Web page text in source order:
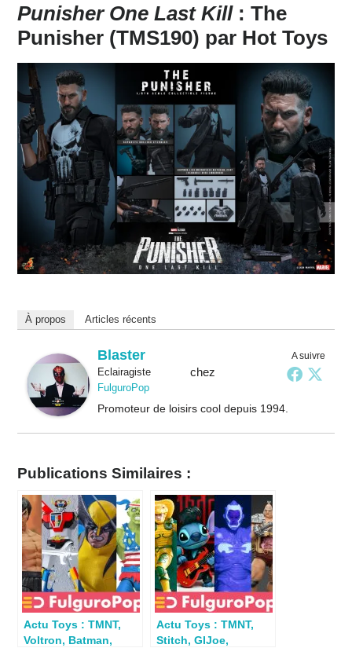
Punisher One Last Kill: The
Punisher (TMS190) par Hot Toys
À propos Articles récents
A suivre
Blaster
Eclairagistechez
FulguroPop
Promoteur de loisirs cool depuis 1994.
Publications Similaires :
Actu Toys : TMNT,
Voltron, Batman,
Actu Toys : TMNT,
Stitch, GIJoe,